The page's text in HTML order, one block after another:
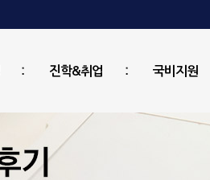
진학&취업 국비지원